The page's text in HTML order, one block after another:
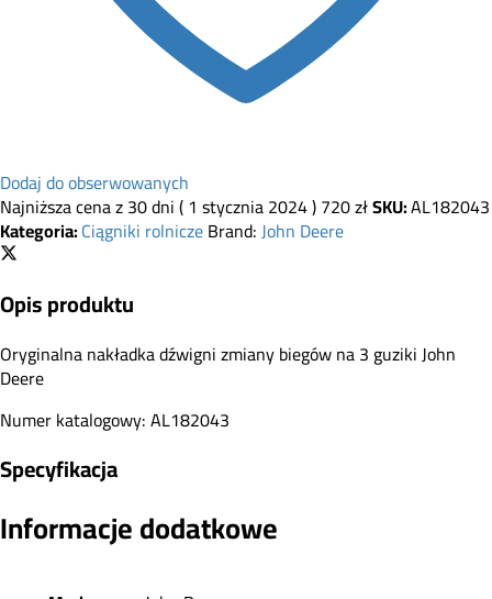
Dodaj do obserwowanych
Najniższa cena z 30 dni (1 stycznia 2024)720złSKU:AL182043
Kategoria:Ciągniki rolniczeBrand:John Deere
Opis produktu
Oryginalna nakładka dźwigni zmiany biegów na 3 guziki John
Deere
Numer katalogowy: AL182043
Specyfikacja
Informacje dodatkowe